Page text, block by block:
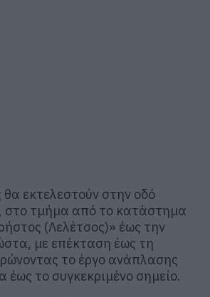
εκτελεστούν στην οδό
τμήμα από το κατάστημα
(Λελέτσος)» έως την
με επέκταση έως τη
το έργο ανάπλασης
έως το συγκεκριμένο σημείο.